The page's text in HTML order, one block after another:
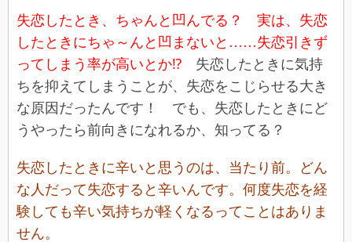
失恋したとき、ちゃんと凹んでる？ 実は、失恋
したときにちゃ～んと凹まないと……失恋引きず
ってしまう率が高いとか⁉ 失恋したときに気持
ちを抑えてしまうことが、失恋をこじらせる大き
な原因だったんです！ でも、失恋したときにど
うやったら前向きになれるか、知ってる？
失恋したときに辛いと思うのは、当たり前。どん
な人だって失恋すると辛いんです。何度失恋を経
験しても辛い気持ちが軽くなるってことはありま
せん。